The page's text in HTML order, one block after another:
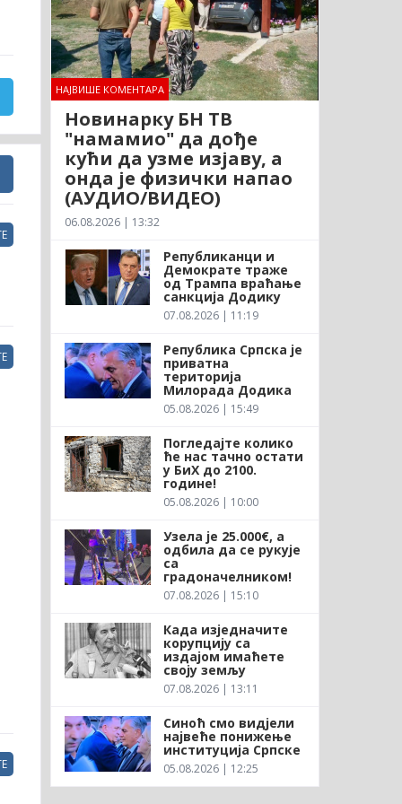
НАЈВИШЕ КОМЕНТАРА
Новинарку БН ТВ
"намамио" да дође
кући да узме изјаву, а
онда је физички напао
(АУДИО/ВИДЕО)
06.08.2026 | 13:32
Републиканци и
Демократе траже
од Трампа враћање
санкција Додику
07.08.2026 | 11:19
Република Српска је
приватна
територија
Милорада Додика
05.08.2026 | 15:49
Погледајте колико
ће нас тачно остати
у БиХ до 2100.
године!
05.08.2026 | 10:00
Узела је 25.000€, а
одбила да се рукује
са
градоначелником!
07.08.2026 | 15:10
Када изједначите
корупцију са
издајом имаћете
своју земљу
07.08.2026 | 13:11
Синоћ смо видјели
највеће понижење
институција Српске
05.08.2026 | 12:25